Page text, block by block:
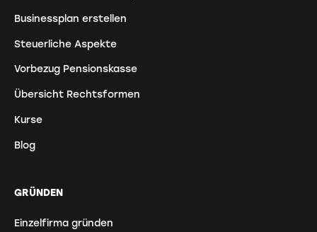
Businessplan erstellen
Steuerliche Aspekte
Vorbezug Pensionskasse
Übersicht Rechtsformen
Kurse
Blog
GRÜNDEN
Einzelfirma gründen